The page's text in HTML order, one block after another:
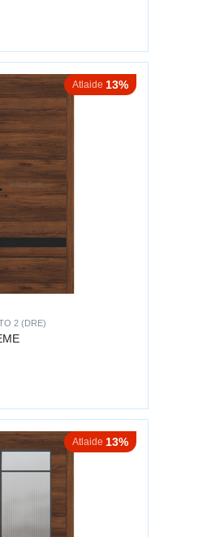
Atlaide 13%
2 (DRE)
Atlaide 13%